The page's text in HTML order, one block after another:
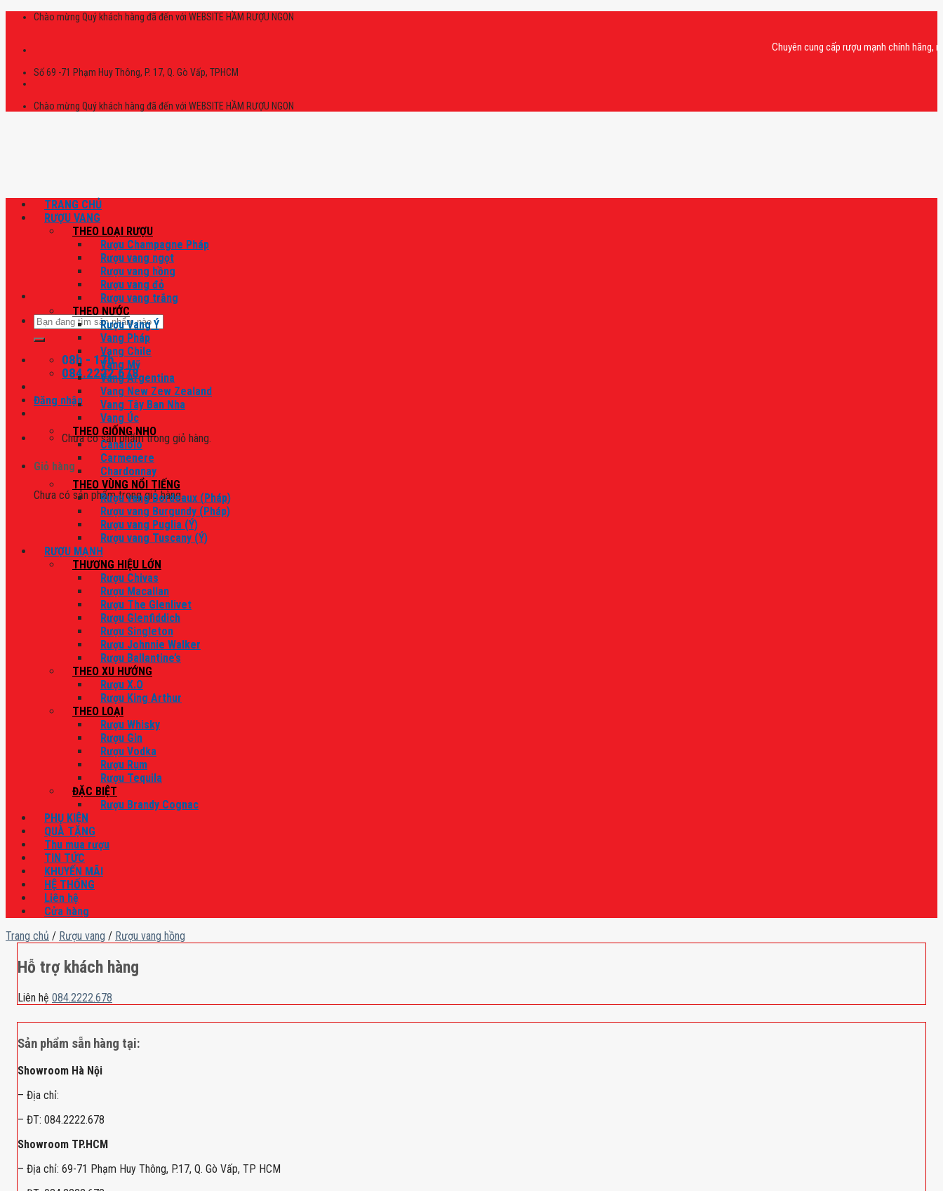
Skip
Chào mừng Quý khách hàng đã đến với WEBSITE HẦM RƯỢU NGON
Chuyên cung cấp rượu mạnh chính hãng, rượu
Số 69 -71 Phạm Huy Thông, P. 17, Q. Gò Vấp, TPHCM
Chào mừng Quý khách hàng đã đến với WEBSITE HẦM RƯỢU NGON
Tìm
kiếm:
08h - 17h
084.2222.678
Đăng nhập
Chưa có sản phẩm trong giỏ hàng.
Giỏ hàng
Chưa có sản phẩm trong giỏ hàng.
TRANG CHỦ
RƯỢU VANG
THEO LOẠI RƯỢU
Rượu Champagne Pháp
Rượu vang ngọt
Rượu vang hồng
Rượu vang đỏ
Rượu vang trắng
THEO NƯỚC
Rượu Vang Ý
Vang Pháp
Vang Chile
Vang Mỹ
Vang Argentina
Vang New Zew Zealand
Vang Tây Ban Nha
Vang Úc
THEO GIỐNG NHO
Canaiolo
Carmenere
Chardonnay
THEO VÙNG NỔI TIẾNG
Rượu vang Bordeaux (Pháp)
Rượu vang Burgundy (Pháp)
Rượu vang Puglia (Ý)
Rượu vang Tuscany (Ý)
RƯỢU MẠNH
THƯƠNG HIỆU LỚN
Rượu Chivas
Rượu Macallan
Rượu The Glenlivet
Rượu Glenfiddich
Rượu Singleton
Rượu Johnnie Walker
Rượu Ballantine’s
THEO XU HƯỚNG
Rượu X.O
Rượu King Arthur
THEO LOẠI
Rượu Whisky
Rượu Gin
Rượu Vodka
Rượu Rum
Rượu Tequila
ĐẶC BIỆT
Rượu Brandy Cognac
PHỤ KIỆN
QUÀ TẶNG
Thu mua rượu
TIN TỨC
KHUYẾN MÃI
HỆ THỐNG
Liên hệ
Cửa hàng
Trang chủ / Rượu vang / Rượu vang hồng
Hỗ trợ khách hàng
Liên hệ 084.2222.678
Sản phẩm sẵn hàng tại:
Showroom Hà Nội
– Địa chỉ:
– ĐT: 084.2222.678
Showroom TP.HCM
– Địa chỉ: 69-71 Phạm Huy Thông, P.17, Q. Gò Vấp, TP HCM